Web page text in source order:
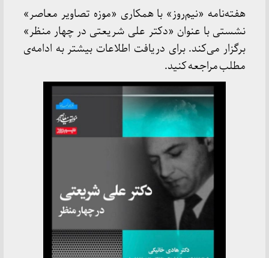
هفته‌نامه «نیم‌روز» با همکاری «موزه تصاویر معاصر»
نشستی با عنوان «دکتر علی شریعتی در چهار منظر»
برگزار می‌کند. برای دریافت اطلاعات بیشتر به ادامه‌ی
مطلب مراجعه کنید.